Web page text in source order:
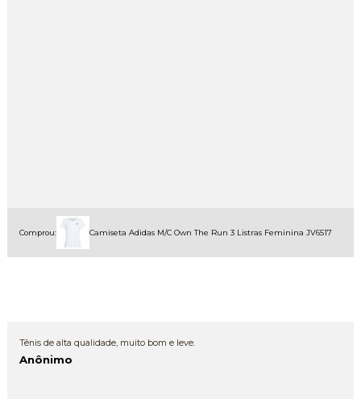
Comprou: Camiseta Adidas M/C Own The Run 3 Listras Feminina JV6517
Tênis de alta qualidade, muito bom e leve.
Anônimo